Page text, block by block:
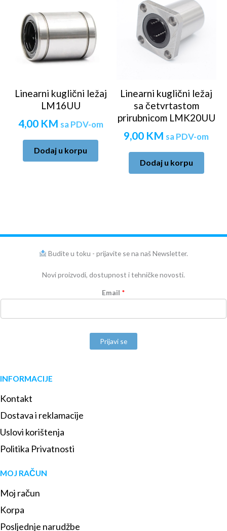
Linearni kuglični ležaj
LM16UU
4,00 KM sa PDV-om
Dodaj u korpu
Linearni kuglični ležaj
sa četvrtastom
prirubnicom LMK20UU
9,00 KM sa PDV-om
Dodaj u korpu
Budite u toku - prijavite se na naš Newsletter.
Novi proizvodi, dostupnost i tehničke novosti.
Email *
Prijavi se
INFORMACIJE
Kontakt
Dostava i reklamacije
Uslovi korištenja
Politika Privatnosti
MOJ RAČUN
Moj račun
Korpa
Posljednje narudžbe